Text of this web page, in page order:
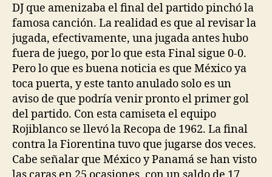
DJ que amenizaba el final del partido pinchó la
famosa canción. La realidad es que al revisar la
jugada, efectivamente, una jugada antes hubo
fuera de juego, por lo que esta Final sigue 0-0.
Pero lo que es buena noticia es que México ya
toca puerta, y este tanto anulado solo es un
aviso de que podría venir pronto el primer gol
del partido. Con esta camiseta el equipo
Rojiblanco se llevó la Recopa de 1962. La final
contra la Fiorentina tuvo que jugarse dos veces.
Cabe señalar que México y Panamá se han visto